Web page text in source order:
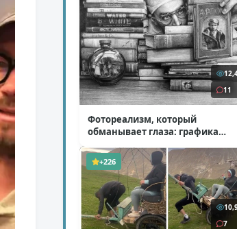
11
Фотореализм, который
обманывает глаза: графика
+226
7